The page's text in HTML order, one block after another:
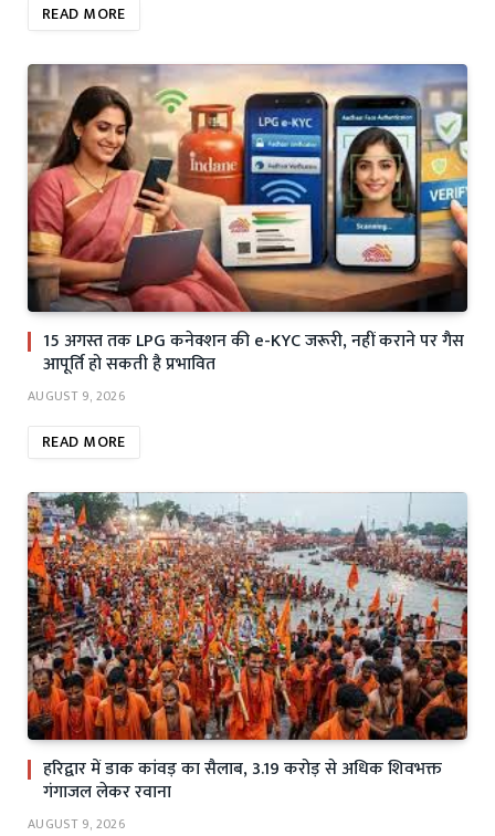
READ MORE
15 अगस्त तक LPG कनेक्शन की e-KYC जरूरी, नहीं कराने पर गैस
आपूर्ति हो सकती है प्रभावित
AUGUST 9, 2026
READ MORE
हरिद्वार में डाक कांवड़ का सैलाब, 3.19 करोड़ से अधिक शिवभक्त
गंगाजल लेकर रवाना
AUGUST 9, 2026